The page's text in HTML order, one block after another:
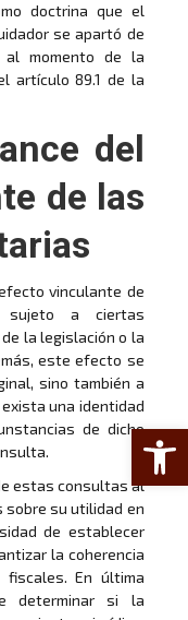
Abrir
doctrina que el
se apartó de
al momento de la
artículo 89.1 de la
del
de las
vinculante de
sujeto a ciertas
la legislación o la
este efecto se
sino también a
una identidad
de dicho
estas consultas al
su utilidad en
de establecer
la coherencia
En última
determinar si la